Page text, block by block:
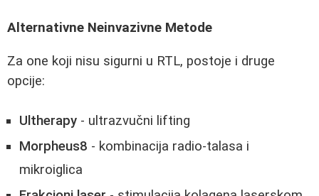
Alternativne Neinvazivne Metode
Za one koji nisu sigurni u RTL, postoje i druge
opcije:
Ultherapy - ultrazvučni lifting
Morpheus8 - kombinacija radio-talasa i
mikroiglica